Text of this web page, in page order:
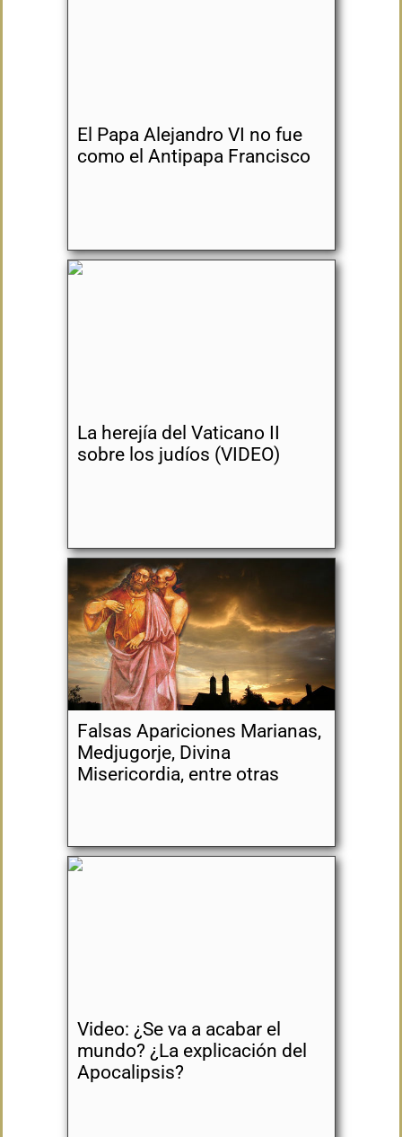
El Papa Alejandro VI no fue
como el Antipapa Francisco
La herejía del Vaticano II
sobre los judíos (VIDEO)
Falsas Apariciones Marianas,
Medjugorje, Divina
Misericordia, entre otras
Video: ¿Se va a acabar el
mundo? ¿La explicación del
Apocalipsis?